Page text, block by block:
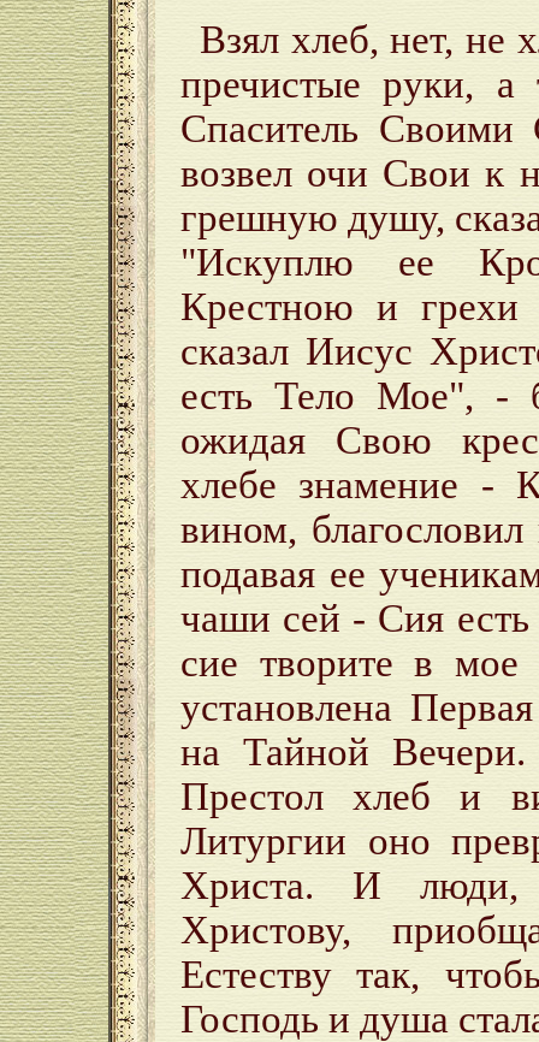
Взял хлеб, нет, не
пречистые руки, а
Спаситель Своими
возвел очи Свои к
грешную душу,
"Искуплю ее
Крестною и
сказал Иисус
есть Тело Мое", -
ожидая Свою
хлебе знамение -
вином,
подавая ее
чаши сей - Сия
cиe творите в мое
установлена
на Тайной
Престол хлеб и
Литургии оно
Христа. И
Христову,
Естеству так,
Господь и душа